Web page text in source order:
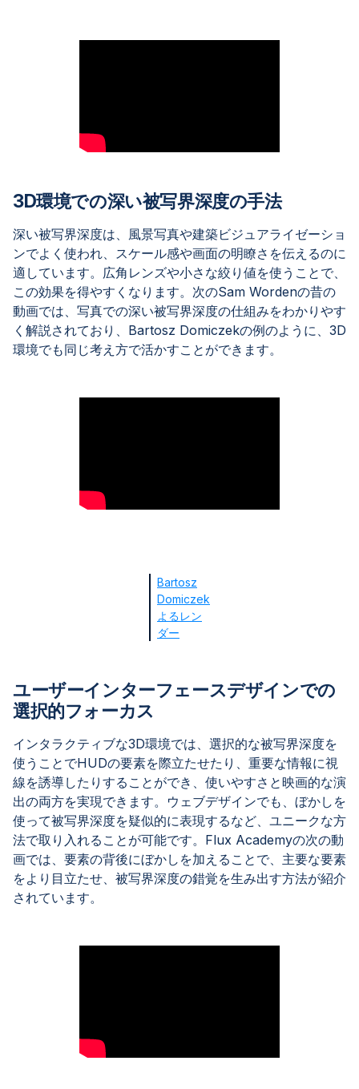
3D環境での深い被写界深度の手法
深い被写界深度は、風景写真や建築ビジュアライゼーショ
ンでよく使われ、スケール感や画面の明瞭さを伝えるのに
適しています。広角レンズや小さな絞り値を使うことで、
この効果を得やすくなります。次のSam Wordenの昔の
動画では、写真での深い被写界深度の仕組みをわかりやす
く解説されており、Bartosz Domiczekの例のように、3D
環境でも同じ考え方で活かすことができます。
Bartosz
Domiczek
よるレン
ダー
ユーザーインターフェースデザインでの
選択的フォーカス
インタラクティブな3D環境では、選択的な被写界深度を
使うことでHUDの要素を際立たせたり、重要な情報に視
線を誘導したりすることができ、使いやすさと映画的な演
出の両方を実現できます。ウェブデザインでも、ぼかしを
使って被写界深度を疑似的に表現するなど、ユニークな方
法で取り入れることが可能です。Flux Academyの次の動
画では、要素の背後にぼかしを加えることで、主要な要素
をより目立たせ、被写界深度の錯覚を生み出す方法が紹介
されています。